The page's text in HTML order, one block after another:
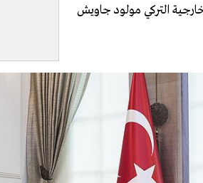
التركي مولود جاويش